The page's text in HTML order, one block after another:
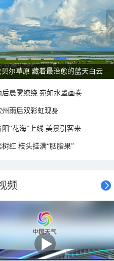
组图感受水中消暑快乐瞬间
后晨雾缭绕 宛如水墨画卷
州雨后双彩虹现身
阳“花海”上线 美景引客来
树红 枝头挂满“胭脂果”
频